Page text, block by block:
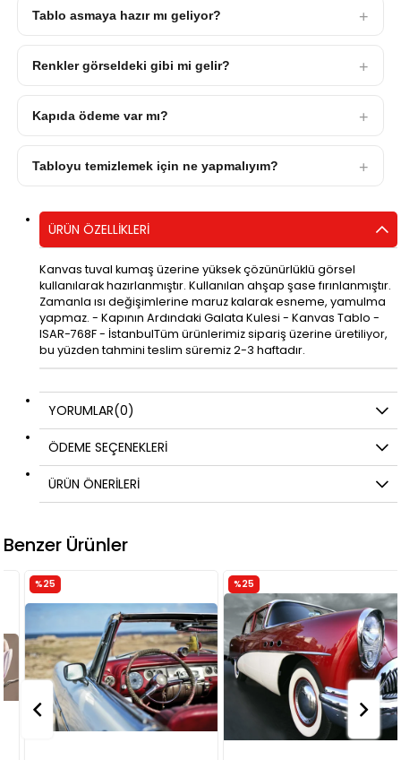
Tablo asmaya hazır mı geliyor?
Renkler görseldeki gibi mi gelir?
Kapıda ödeme var mı?
Tabloyu temizlemek için ne yapmalıyım?
ÜRÜN ÖZELLIKLERI
Kanvas tuval kumaş üzerine yüksek çözünürlüklü görsel
kullanılarak hazırlanmıştır. Kullanılan ahşap şase fırınlanmıştır.
Zamanla ısı değişimlerine maruz kalarak esneme, yamulma
yapmaz. - Kapının Ardındaki Galata Kulesi - Kanvas Tablo -
ISAR-768F - İstanbulTüm ürünlerimiz sipariş üzerine üretiliyor,
bu yüzden tahmini teslim süremiz 2-3 haftadır.
YORUMLAR(0)
ÖDEME SEÇENEKLERI
ÜRÜN ÖNERILERI
Benzer Ürünler
%25 %25